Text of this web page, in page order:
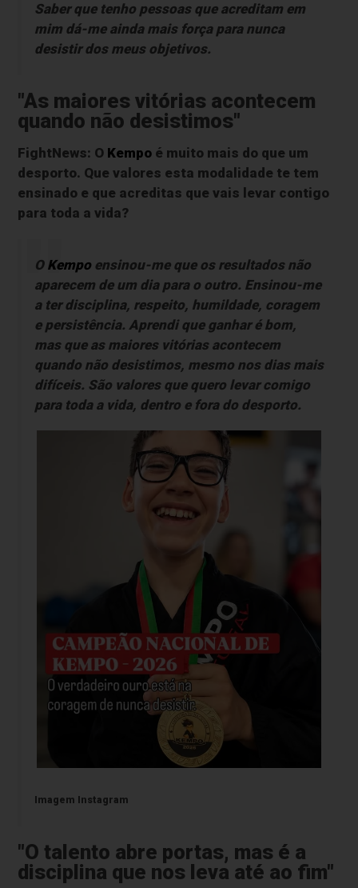
Saber que tenho pessoas que acreditam em
mim dá-me ainda mais força para nunca
desistir dos meus objetivos.
"As maiores vitórias acontecem
quando não desistimos"
FightNews: O Kempo é muito mais do que um
desporto. Que valores esta modalidade te tem
ensinado e que acreditas que vais levar contigo
para toda a vida?
O Kempoensinou-me que os resultados não
aparecem de um dia para o outro. Ensinou-me
a ter disciplina, respeito, humildade, coragem
e persistência. Aprendi que ganhar é bom,
mas que as maiores vitórias acontecem
quando não desistimos, mesmo nos dias mais
difíceis. São valores que quero levar comigo
para toda a vida, dentro e fora do desporto.
Imagem Instagram
"O talento abre portas, mas é a
disciplina que nos leva até ao fim"